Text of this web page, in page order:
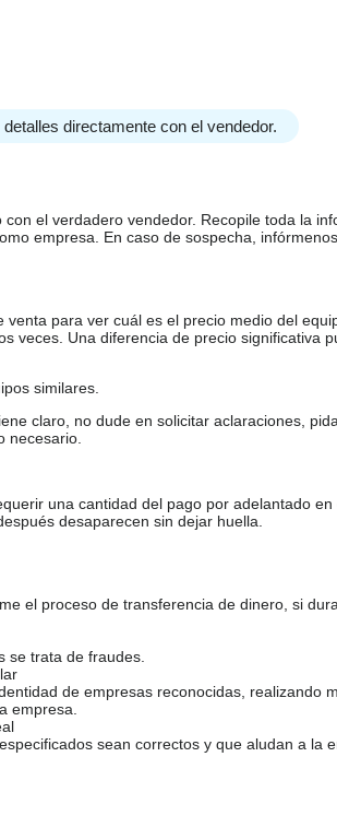
directamente con el vendedor.
el verdadero vendedor. Recopile toda la
empresa. En caso de sospecha,
para ver cuál es el precio medio del
veces. Una diferencia de precio significativa
similares.
claro, no dude en solicitar aclaraciones,
necesario.
una cantidad del pago por adelantado
desaparecen sin dejar huella.
el proceso de transferencia de dinero, si
se trata de fraudes.
de empresas reconocidas, realizando
empresa.
sean correctos y que aludan a la